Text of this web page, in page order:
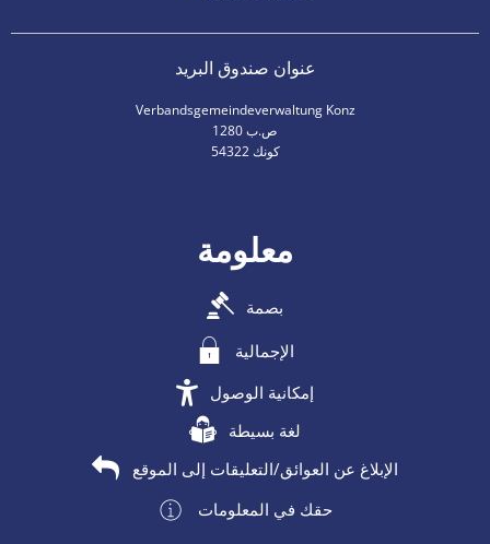
عنوان صندوق البريد
Verbandsgemeindeverwaltung Konz
ص.ب 1280
54322 كونك
معلومة
بصمة
الإجمالية
إمكانية الوصول
لغة بسيطة
الإبلاغ عن العوائق/التعليقات إلى الموقع
حقك في المعلومات